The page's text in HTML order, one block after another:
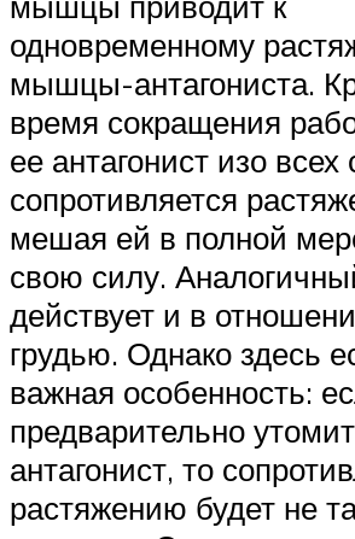
одновременному
мышцы-антагониста.
время сокращения
ее антагонист изо всех
сопротивляется
мешая ей в полной
свою силу.
действует и в
грудью. Однако здесь
важная особенность:
предварительно
антагонист, то
растяжению будет не